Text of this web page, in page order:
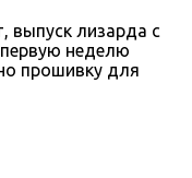
выпуск лизарда с
первую неделю
прошивку для